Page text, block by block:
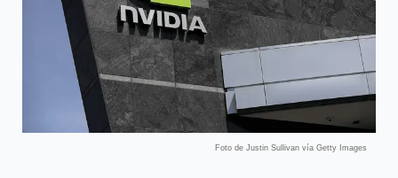
Foto de Justin Sullivan vía Getty Images